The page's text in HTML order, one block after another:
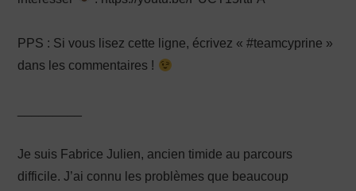
PPS : Si vous lisez cette ligne, écrivez « #teamcyprine »
dans les commentaires !
Je suis Fabrice Julien, ancien timide au parcours
difficile. J’ai connu les problèmes que beaucoup